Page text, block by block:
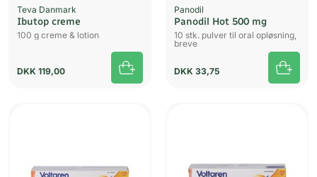
Teva Danmark
Ibutop creme
100 g creme & lotion
DKK 119,00
Panodil
Panodil Hot 500 mg
10 stk. pulver til oral opløsning,
breve
DKK 33,75